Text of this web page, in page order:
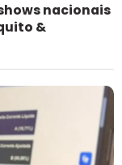
nacionais
&